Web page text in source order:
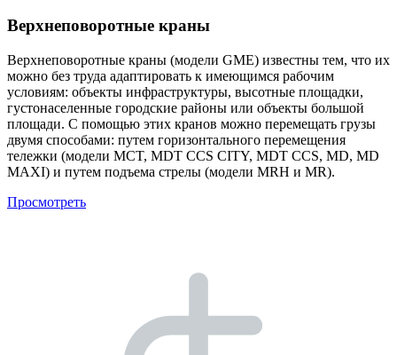
Верхнеповоротные краны
Верхнеповоротные краны (модели GME) известны тем, что их
можно без труда адаптировать к имеющимся рабочим
условиям: объекты инфраструктуры, высотные площадки,
густонаселенные городские районы или объекты большой
площади. С помощью этих кранов можно перемещать грузы
двумя способами: путем горизонтального перемещения
тележки (модели MCT, MDT CCS CITY, MDT CCS, MD, MD
MAXI) и путем подъема стрелы (модели MRH и MR).
Просмотреть